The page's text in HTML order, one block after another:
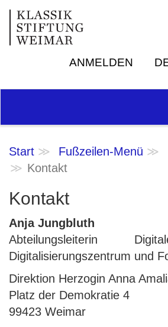
ANMELDEN
Start Fußzeilen-Menü
Kontakt
Kontakt
Anja Jungbluth
Abteilungsleiterin
Digitalisierungszentrum und
Direktion Herzogin Anna
Platz der Demokratie 4
99423 Weimar